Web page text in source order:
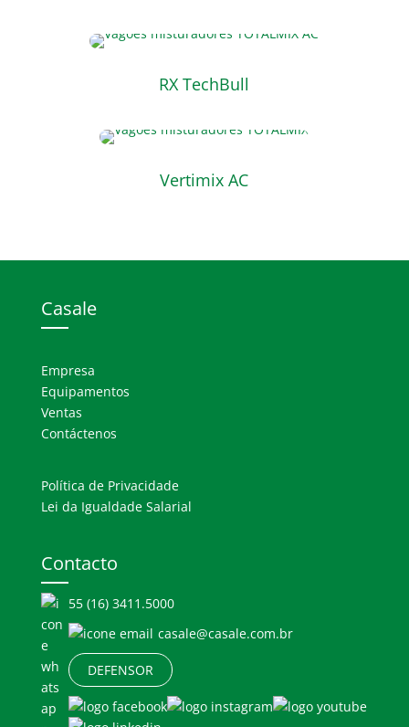
RX TechBull
Vertimix AC
Casale
Empresa
Equipamentos
Ventas
Contáctenos
Política de Privacidade
Lei da Igualdade Salarial
Contacto
55 (16) 3411.5000
casale@casale.com.br
DEFENSOR